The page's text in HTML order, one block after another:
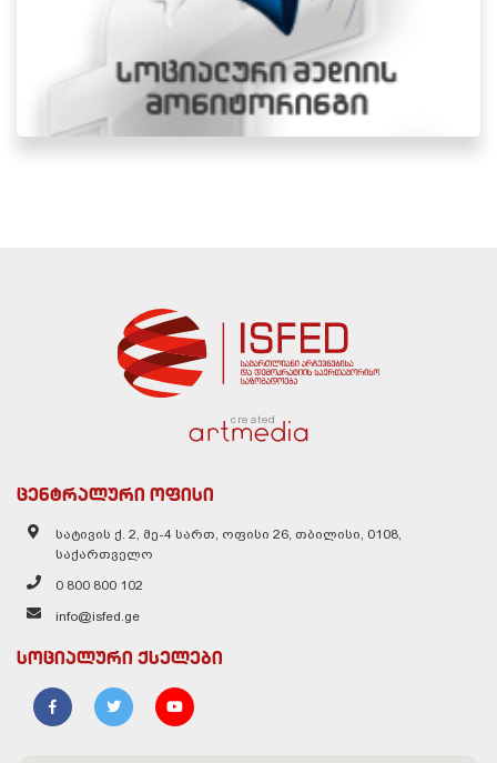
created
ცენტრალური ოფისი
სატივის ქ. 2, მე-4 სართ, ოფისი 26, თბილისი, 0108,
საქართველო
0 800 800 102
info@isfed.ge
სოციალური ქსელები